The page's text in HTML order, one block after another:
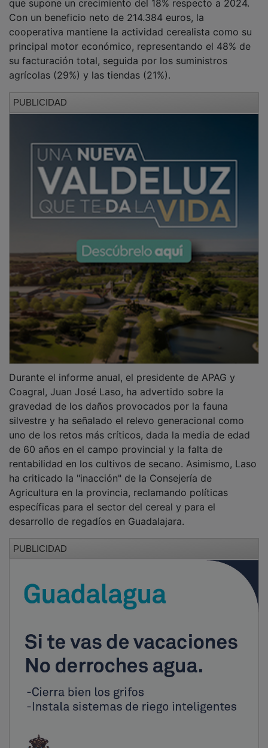
que supone un crecimiento del 18% respecto a 2024.
Con un beneficio neto de 214.384 euros, la
cooperativa mantiene la actividad cerealista como su
principal motor económico, representando el 48% de
su facturación total, seguida por los suministros
agrícolas (29%) y las tiendas (21%).
PUBLICIDAD
Durante el informe anual, el presidente de APAG y
Coagral, Juan José Laso, ha advertido sobre la
gravedad de los daños provocados por la fauna
silvestre y ha señalado el relevo generacional como
uno de los retos más críticos, dada la media de edad
de 60 años en el campo provincial y la falta de
rentabilidad en los cultivos de secano. Asimismo, Laso
ha criticado la "inacción" de la Consejería de
Agricultura en la provincia, reclamando políticas
específicas para el sector del cereal y para el
desarrollo de regadíos en Guadalajara.
PUBLICIDAD